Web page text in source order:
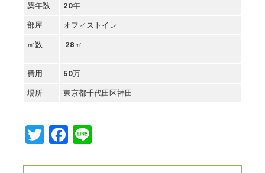
築年数
20年
部屋
オフィストイレ
㎡数
28㎡
費用
50万
場所
東京都千代田区神田
T
w
F
a
Li